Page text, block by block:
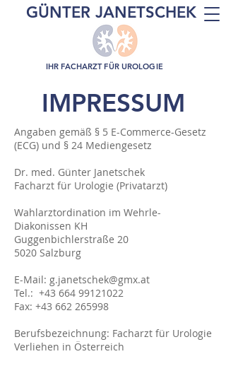
GÜNTER JANETSCHEK
IHR FACHARZT FÜR UROLOGIE
IMPRESSUM
Angaben gemäß § 5 E-Commerce-Gesetz
(ECG) und § 24 Mediengesetz
Dr. med. Günter Janetschek
Facharzt für Urologie (Privatarzt)
Wahlarztordination im Wehrle-
Diakonissen KH
Guggenbichlerstraße 20
5020 Salzburg
E-Mail: g.janetschek@gmx.at
Tel.: +43 664 99121022
Fax: +43 662 265998
Berufsbezeichnung: Facharzt für Urologie
Verliehen in Österreich